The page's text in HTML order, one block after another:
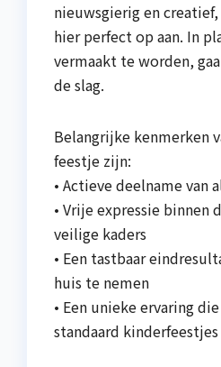
nieuwsgierig en
hier perfect op aan. In
vermaakt te worden,
de slag.
Belangrijke kenmerken
feestje zijn:
• Actieve deelname van
• Vrije expressie binnen
veilige kaders
• Een tastbaar
huis te nemen
• Een unieke ervaring
standaard kinderfeestjes